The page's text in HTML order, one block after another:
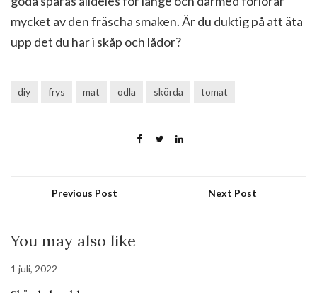
mycket av den fräscha smaken. Är du duktig på att äta
upp det du har i skåp och lådor?
diy frys mat odla skörda tomat
Previous Post Next Post
You may also like
1 juli, 2022